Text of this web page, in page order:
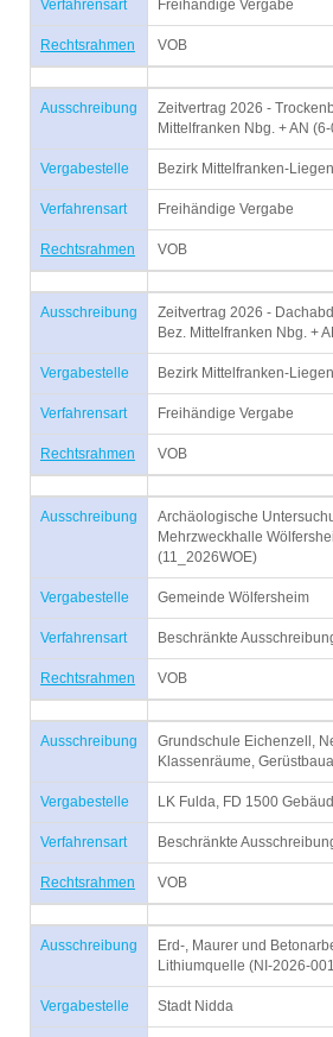
Verfahrensart Freihändige Vergabe
Rechtsrahmen VOB
Ausschreibung
Zeitvertrag 2026 -
Mittelfranken Nbg. + AN
Vergabestelle Bezirk Mittelfranken-
Verfahrensart Freihändige Vergabe
Rechtsrahmen VOB
Ausschreibung
Zeitvertrag 2026 -
Bez. Mittelfranken Nbg. +
Vergabestelle Bezirk Mittelfranken-
Verfahrensart Freihändige Vergabe
Rechtsrahmen VOB
Ausschreibung
Archäologische
Mehrzweckhalle
(11_2026WOE)
Vergabestelle Gemeinde Wölfersheim
Verfahrensart Beschränkte
Rechtsrahmen VOB
Ausschreibung
Grundschule Eichenzell,
Klassenräume,
Vergabestelle LK Fulda, FD 1500
Verfahrensart Beschränkte
Rechtsrahmen VOB
Ausschreibung
Erd-, Maurer und
Lithiumquelle (NI-2026-
Vergabestelle Stadt Nidda